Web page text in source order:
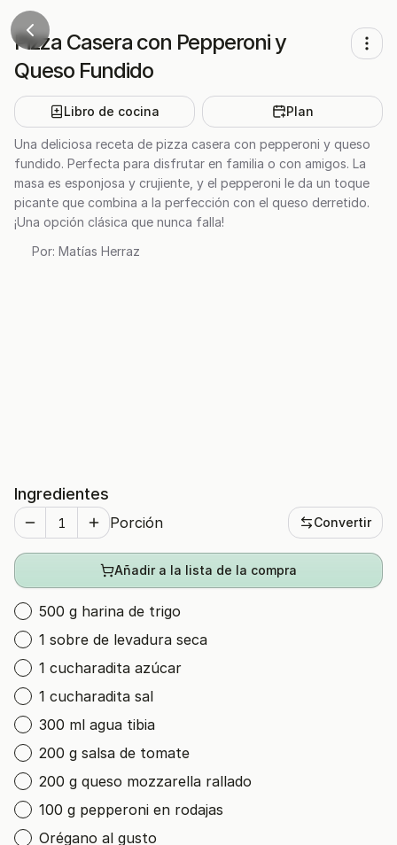
Pizza Casera con Pepperoni y
Queso Fundido
Libro de cocina Plan
Una deliciosa receta de pizza casera con pepperoni y queso
fundido. Perfecta para disfrutar en familia o con amigos. La
masa es esponjosa y crujiente, y el pepperoni le da un toque
picante que combina a la perfección con el queso derretido.
¡Una opción clásica que nunca falla!
Por: Matías Herraz
Ingredientes
Porción Convertir
Añadir a la lista de la compra
500 g harina de trigo
1 sobre de levadura seca
1 cucharadita azúcar
1 cucharadita sal
300 ml agua tibia
200 g salsa de tomate
200 g queso mozzarella rallado
100 g pepperoni en rodajas
Orégano al gusto